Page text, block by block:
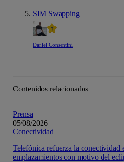
SIM Swapping
Daniel Consentini
Contenidos relacionados
Prensa
05/08/2026
Conectividad
Telefónica refuerza la conectividad
emplazamientos con motivo del